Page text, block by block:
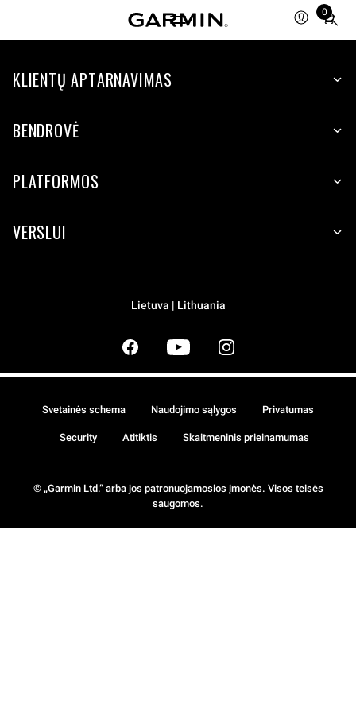
0
Total
items
cart:
KLIENTŲ APTARNAVIMAS
BENDROVĖ
PLATFORMOS
VERSLUI
Lietuva | Lithuania
© „Garmin Ltd.“ arba jos patronuojamosios įmonės. Visos teisės
saugomos.
Svetainės schema Naudojimo sąlygos Privatumas
Security Atitiktis Skaitmeninis prieinamumas